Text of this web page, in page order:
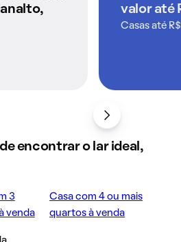
valor até
Casas até
de encontrar o lar ideal,
3
venda
Casa com 4 ou mais
quartos à venda